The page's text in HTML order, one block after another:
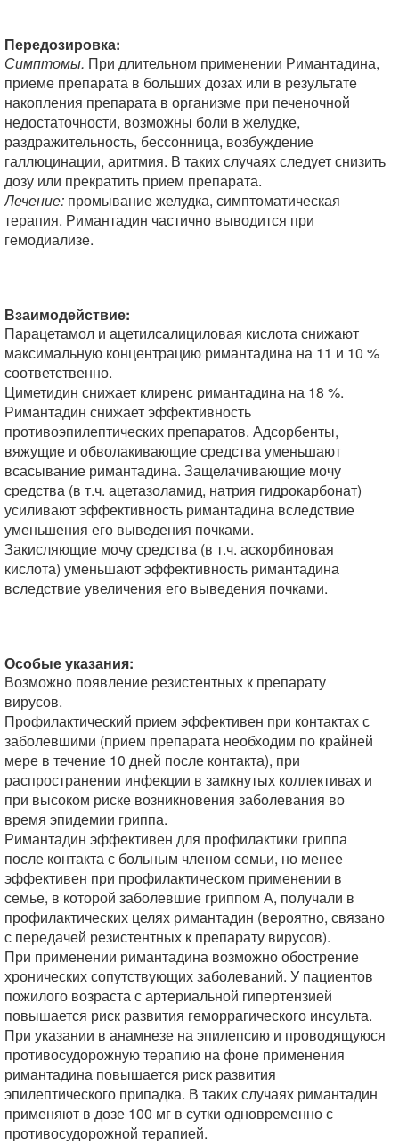
Передозировка:
Симптомы. При длительном применении Римантадина,
приеме препарата в больших дозах или в результате
накопления препарата в организме при печеночной
недостаточности, возможны боли в желудке,
раздражительность, бессонница, возбуждение
галлюцинации, аритмия. В таких случаях следует снизить
дозу или прекратить прием препарата.
Лечение: промывание желудка, симптоматическая
терапия. Римантадин частично выводится при
гемодиализе.
Взаимодействие:
Парацетамол и ацетилсалициловая кислота снижают
максимальную концентрацию римантадина на 11 и 10 %
соответственно.
Циметидин снижает клиренс римантадина на 18 %.
Римантадин снижает эффективность
противоэпилептических препаратов. Адсорбенты,
вяжущие и обволакивающие средства уменьшают
всасывание римантадина. Защелачивающие мочу
средства (в т.ч. ацетазоламид, натрия гидрокарбонат)
усиливают эффективность римантадина вследствие
уменьшения его выведения почками.
Закисляющие мочу средства (в т.ч. аскорбиновая
кислота) уменьшают эффективность римантадина
вследствие увеличения его выведения почками.
Особые указания:
Возможно появление резистентных к препарату
вирусов.
Профилактический прием эффективен при контактах с
заболевшими (прием препарата необходим по крайней
мере в течение 10 дней после контакта), при
распространении инфекции в замкнутых коллективах и
при высоком риске возникновения заболевания во
время эпидемии гриппа.
Римантадин эффективен для профилактики гриппа
после контакта с больным членом семьи, но менее
эффективен при профилактическом применении в
семье, в которой заболевшие гриппом А, получали в
профилактических целях римантадин (вероятно, связано
с передачей резистентных к препарату вирусов).
При применении римантадина возможно обострение
хронических сопутствующих заболеваний. У пациентов
пожилого возраста с артериальной гипертензией
повышается риск развития геморрагического инсульта.
При указании в анамнезе на эпилепсию и проводящуюся
противосудорожную терапию на фоне применения
римантадина повышается риск развития
эпилептического припадка. В таких случаях римантадин
применяют в дозе 100 мг в сутки одновременно с
противосудорожной терапией.